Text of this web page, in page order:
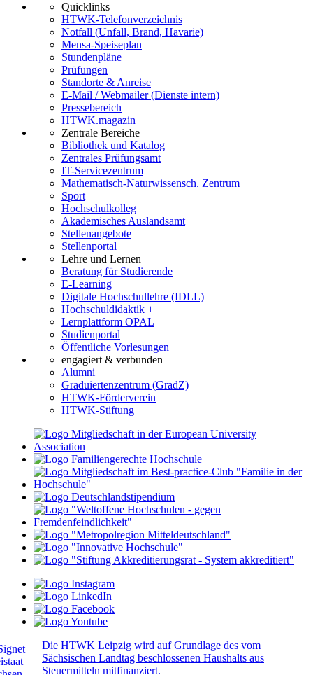
Quicklinks
HTWK-Telefonverzeichnis
Notfall (Unfall, Brand, Havarie)
Mensa-Speiseplan
Stundenpläne
Prüfungen
Standorte & Anreise
E-Mail / Webmailer (Dienste intern)
Pressebereich
HTWK.magazin
Zentrale Bereiche
Bibliothek und Katalog
Zentrales Prüfungsamt
IT-Servicezentrum
Mathematisch-Naturwissensch. Zentrum
Sport
Hochschulkolleg
Akademisches Auslandsamt
Stellenangebote
Stellenportal
Lehre und Lernen
Beratung für Studierende
E-Learning
Digitale Hochschullehre (IDLL)
Hochschuldidaktik +
Lernplattform OPAL
Studienportal
Öffentliche Vorlesungen
engagiert & verbunden
Alumni
Graduiertenzentrum (GradZ)
HTWK-Förderverein
HTWK-Stiftung
Die HTWK Leipzig wird auf Grundlage des vom
Sächsischen Landtag beschlossenen Haushalts aus
Steuermitteln mitfinanziert.